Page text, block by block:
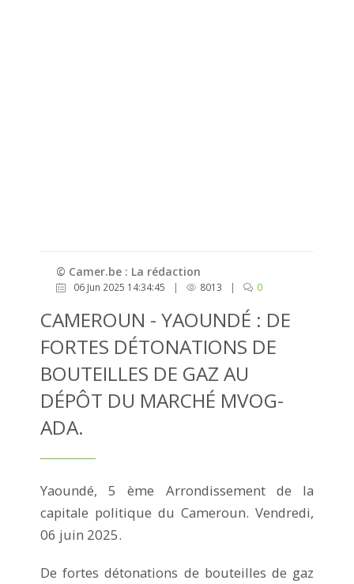
© Camer.be : La rédaction
06 Jun 2025 14:34:45 | 8013 | 0
CAMEROUN - YAOUNDÉ : DE
FORTES DÉTONATIONS DE
BOUTEILLES DE GAZ AU
DÉPÔT DU MARCHÉ MVOG-
ADA.
Yaoundé, 5 ème Arrondissement de la
capitale politique du Cameroun. Vendredi,
06 juin 2025.
De fortes détonations de bouteilles de gaz